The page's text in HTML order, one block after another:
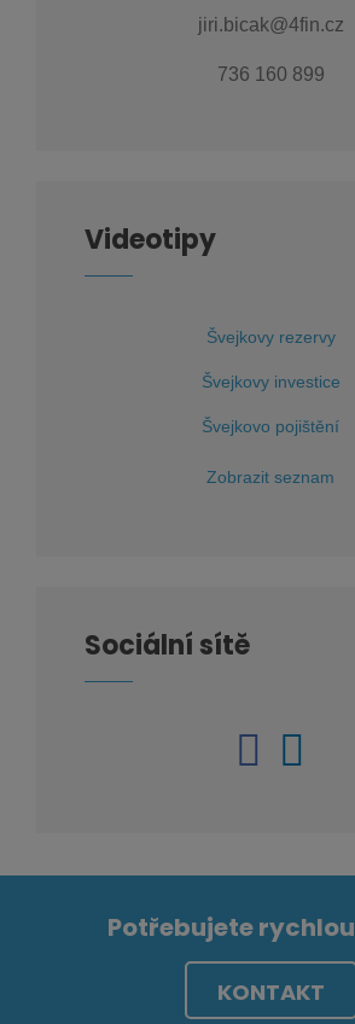
jiri.bicak@4fin.cz
736 160 899
Videotipy
Švejkovy rezervy
Švejkovy investice
Švejkovo pojištění
Zobrazit seznam
Sociální sítě
Potřebujete
KONTAKT